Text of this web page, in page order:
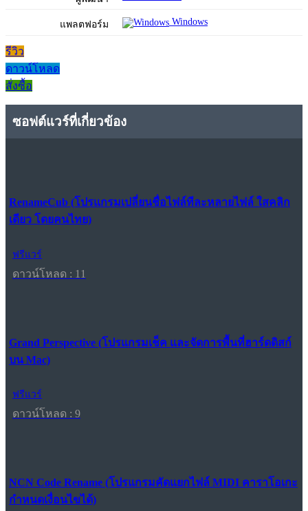
แพลตฟอร์ม Windows
รีวิว
ดาวน์โหลด
สั่งซื้อ
ซอฟต์แวร์ที่เกี่ยวข้อง
RenameCub (โปรแกรมเปลี่ยนชื่อไฟล์ทีละหลายไฟล์ ใสคลิก
เดียว โดยคนไทย)
ฟรีแวร์
ดาวน์โหลด : 11
Grand Perspective (โปรแกรมเช็ค และจัดการพื้นที่ฮาร์ดดิสก์
บน Mac)
ฟรีแวร์
ดาวน์โหลด : 9
NCN Code Rename (โปรแกรมคัดแยกไฟล์ MIDI คาราโอเกะ
กำหนดเงื่อนไขได้)